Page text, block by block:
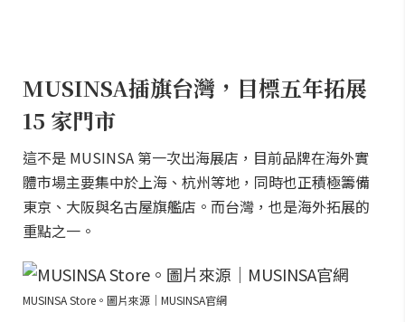
MUSINSA插旗台灣，目標五年拓展
15 家門市
這不是 MUSINSA 第一次出海展店，目前品牌在海外實
體市場主要集中於上海、杭州等地，同時也正積極籌備
東京、大阪與名古屋旗艦店。而台灣，也是海外拓展的
重點之一。
MUSINSA Store。圖片來源｜MUSINSA官網